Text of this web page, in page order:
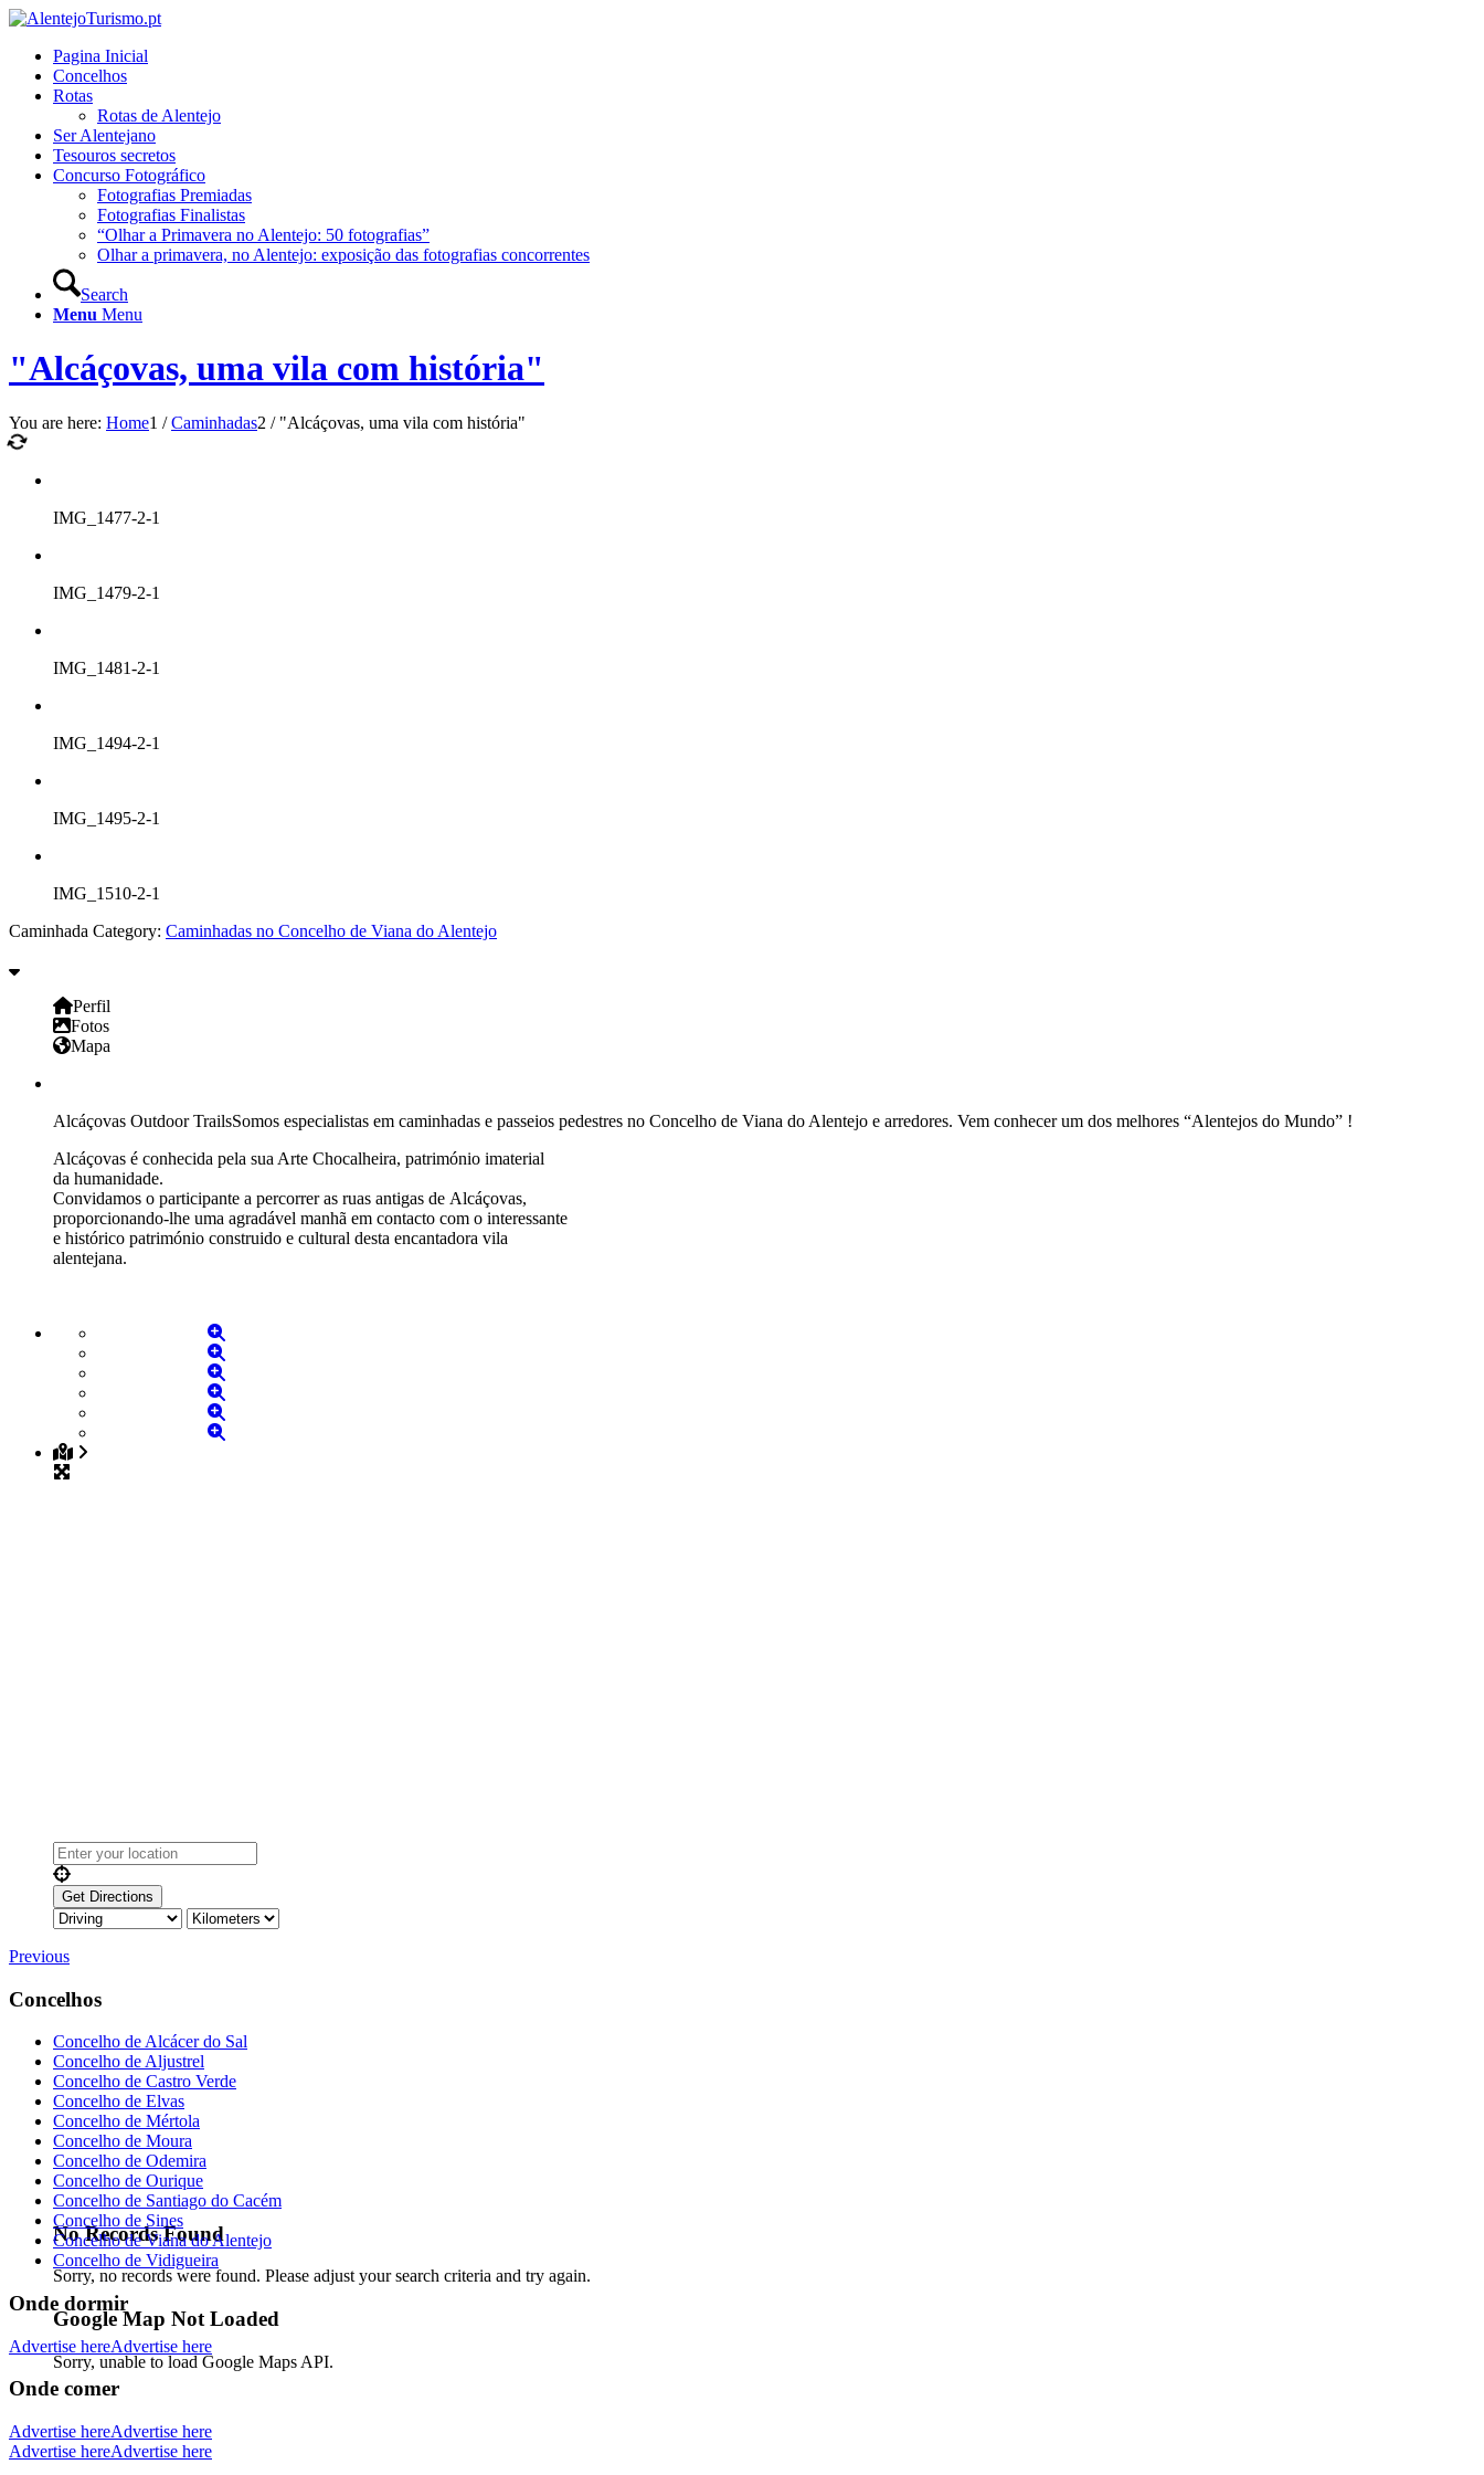
Pagina Inicial
Concelhos
Rotas
Rotas de Alentejo
Ser Alentejano
Tesouros secretos
Concurso Fotográfico
Fotografias Premiadas
Fotografias Finalistas
“Olhar a Primavera no Alentejo: 50 fotografias”
Olhar a primavera, no Alentejo: exposição das fotografias concorrentes
Search
Menu Menu
"Alcáçovas, uma vila com história"
You are here: Home1 / Caminhadas2 / "Alcáçovas, uma vila com história"
IMG_1477-2-1
IMG_1479-2-1
IMG_1481-2-1
IMG_1494-2-1
IMG_1495-2-1
IMG_1510-2-1
Caminhada Category: Caminhadas no Concelho de Viana do Alentejo
Perfil
Fotos
Mapa
Alcáçovas Outdoor TrailsSomos especialistas em caminhadas e passeios pedestres no Concelho de Viana do Alentejo e arredores. Vem conhecer um dos melhores “Alentejos do Mundo” !
Alcáçovas é conhecida pela sua Arte Chocalheira, património imaterial
da humanidade.
Convidamos o participante a percorrer as ruas antigas de Alcáçovas,
proporcionando-lhe uma agradável manhã em contacto com o interessante
e histórico património construido e cultural desta encantadora vila
alentejana.
No Records Found
Sorry, no records were found. Please adjust your search criteria and try again.
Google Map Not Loaded
Sorry, unable to load Google Maps API.
Previous
Concelhos
Concelho de Alcácer do Sal
Concelho de Aljustrel
Concelho de Castro Verde
Concelho de Elvas
Concelho de Mértola
Concelho de Moura
Concelho de Odemira
Concelho de Ourique
Concelho de Santiago do Cacém
Concelho de Sines
Concelho de Viana do Alentejo
Concelho de Vidigueira
Onde dormir
Advertise hereAdvertise here
Onde comer
Advertise hereAdvertise here
Advertise hereAdvertise here